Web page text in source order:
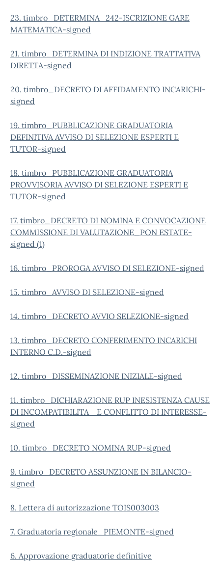
23. timbro_DETERMINA_242-ISCRIZIONE GARE
MATEMATICA-signed
21. timbro_DETERMINA DI INDIZIONE TRATTATIVA
DIRETTA-signed
20. timbro_DECRETO DI AFFIDAMENTO INCARICHI-
signed
19. timbro_PUBBLICAZIONE GRADUATORIA
DEFINITIVA AVVISO DI SELEZIONE ESPERTI E
TUTOR-signed
18. timbro_PUBBLICAZIONE GRADUATORIA
PROVVISORIA AVVISO DI SELEZIONE ESPERTI E
TUTOR-signed
17. timbro_DECRETO DI NOMINA E CONVOCAZIONE
COMMISSIONE DI VALUTAZIONE_PON ESTATE-
signed (1)
16. timbro_PROROGA AVVISO DI SELEZIONE-signed
15. timbro_AVVISO DI SELEZIONE-signed
14. timbro_DECRETO AVVIO SELEZIONE-signed
13. timbro_DECRETO CONFERIMENTO INCARICHI
INTERNO C.D.-signed
12. timbro_DISSEMINAZIONE INIZIALE-signed
11. timbro_DICHIARAZIONE RUP INESISTENZA CAUSE
DI INCOMPATIBILITA_ E CONFLITTO DI INTERESSE-
signed
10. timbro_DECRETO NOMINA RUP-signed
9. timbro_DECRETO ASSUNZIONE IN BILANCIO-
signed
8. Lettera di autorizzazione TOIS003003
7. Graduatoria regionale_PIEMONTE-signed
6. Approvazione graduatorie definitive